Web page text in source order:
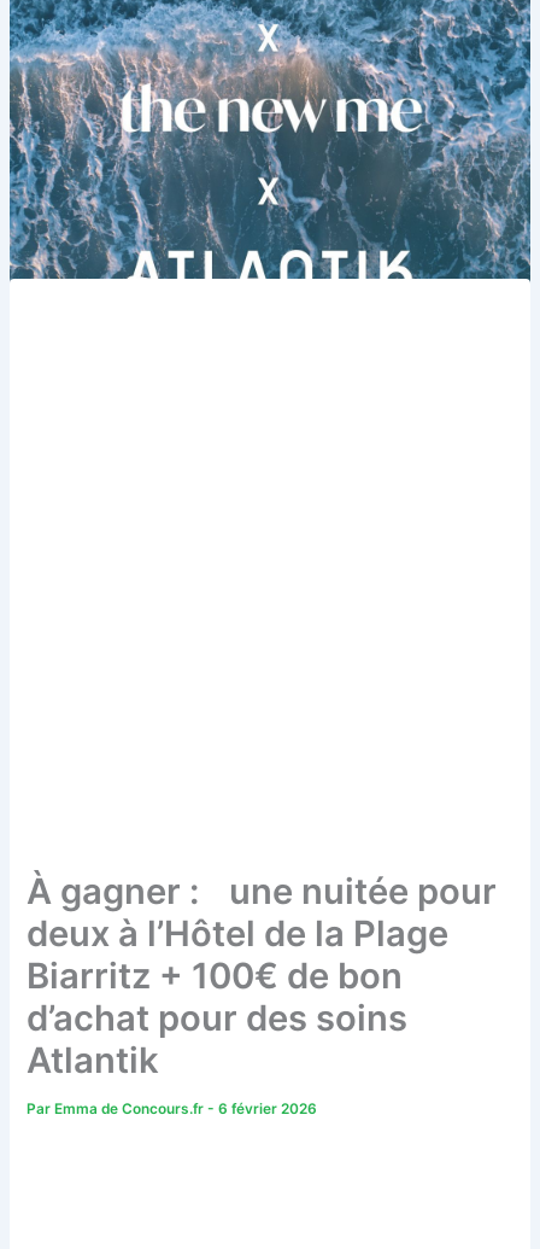
À gagner : une nuitée pour
deux à l’Hôtel de la Plage
Biarritz + 100€ de bon
d’achat pour des soins
Atlantik
ParEmma de Concours.fr-6 février 2026